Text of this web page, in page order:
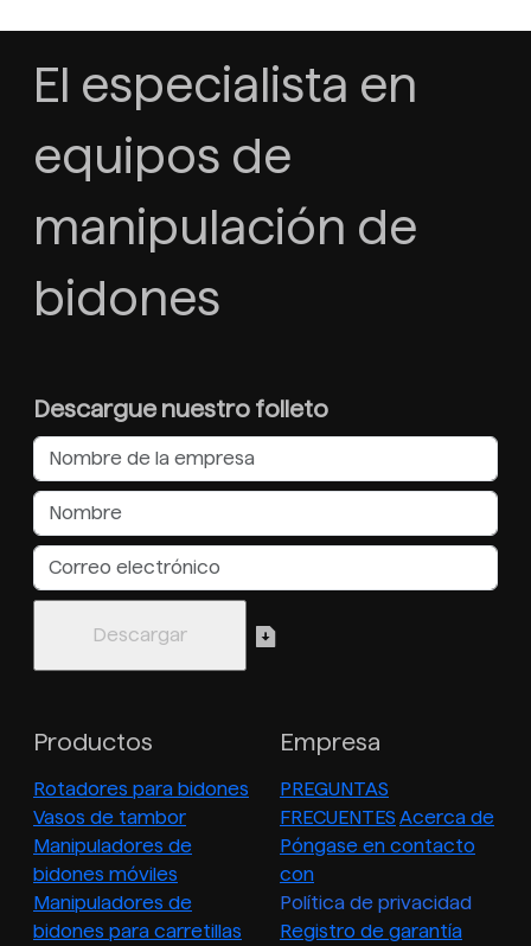
El especialista en
equipos de
manipulación de
bidones
Descargue nuestro folleto
Productos
Rotadores para bidones
Vasos de tambor
Manipuladores de
bidones móviles
Manipuladores de
bidones para carretillas
Empresa
PREGUNTAS
FRECUENTES Acerca de
Póngase en contacto
con
Política de privacidad
Registro de garantía